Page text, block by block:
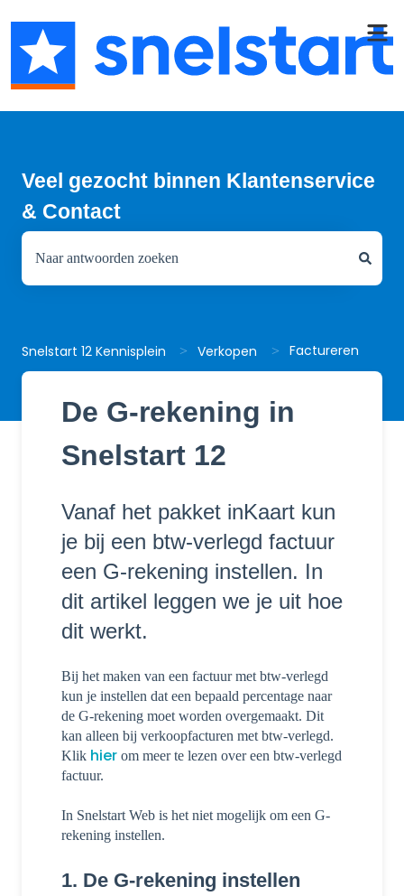
Veel gezocht binnen Klantenservice
& Contact
Snelstart 12 Kennisplein Verkopen Factureren
De G-rekening in
Snelstart 12
Vanaf het pakket inKaart kun
je bij een btw-verlegd factuur
een G-rekening instellen. In
dit artikel leggen we je uit hoe
dit werkt.
Bij het maken van een factuur met btw-verlegd
kun je instellen dat een bepaald percentage naar
de G-rekening moet worden overgemaakt. Dit
kan alleen bij verkoopfacturen met btw-verlegd.
Klik hier om meer te lezen over een btw-verlegd
factuur.
In Snelstart Web is het niet mogelijk om een G-
rekening instellen.
1. De G-rekening instellen